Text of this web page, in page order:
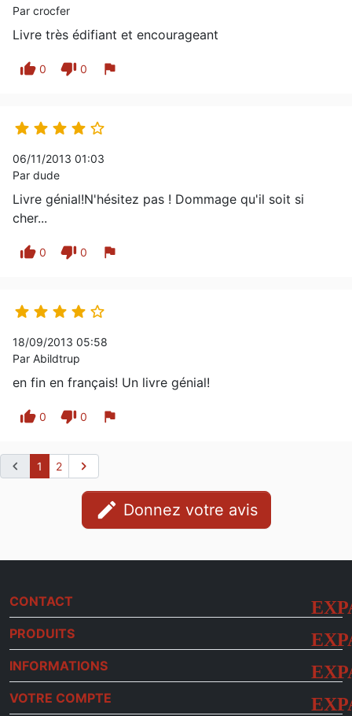
Par crocfer
Livre très édifiant et encourageant
thumb_up 0 thumb_down 0 flag
    
06/11/2013 01:03
Par dude
Livre génial!N'hésitez pas ! Dommage qu'il soit si
cher...
thumb_up 0 thumb_down 0 flag
    
18/09/2013 05:58
Par Abildtrup
en fin en français! Un livre génial!
thumb_up 0 thumb_down 0 flag
chevron_left 1 2 chevron_right
edit Donnez votre avis
CONTACT
PRODUITS
INFORMATIONS
VOTRE COMPTE